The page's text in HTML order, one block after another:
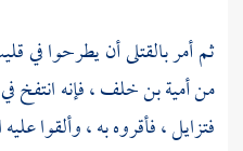
ثم أمر بالقتلى أن يطرحوا في
منأمية بن خلف ،فإنه انتفخ
فتزايل ، فأقروه به ، وألقوا